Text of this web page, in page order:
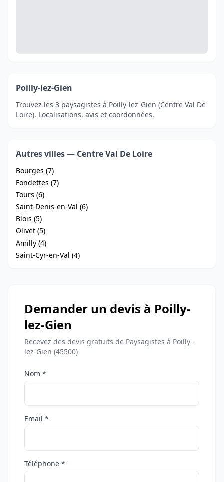
Poilly-lez-Gien
Trouvez les 3 paysagistes à Poilly-lez-Gien (Centre Val De
Loire). Localisations, avis et coordonnées.
Autres villes — Centre Val De Loire
Bourges (7)
Fondettes (7)
Tours (6)
Saint-Denis-en-Val (6)
Blois (5)
Olivet (5)
Amilly (4)
Saint-Cyr-en-Val (4)
Demander un devis à Poilly-
lez-Gien
Recevez des devis gratuits de Paysagistes à Poilly-
lez-Gien (45500)
Nom *
Email *
Téléphone *